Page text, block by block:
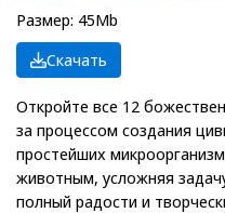
Размер: 45Mb
Скачать
Откройте все 12
за процессом создания
простейших
животным, усложняя
полный радости и